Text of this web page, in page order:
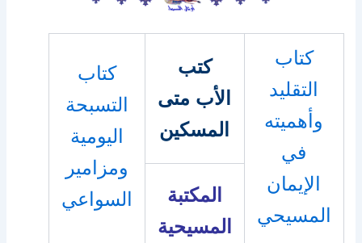
كتاب
التقليد
وأهميته
في
الإيمان
المسيحي
كتب
الأب متى
المسكين
كتاب
التسبحة
اليومية
ومزامير
السواعي
المكتبة
المسيحية